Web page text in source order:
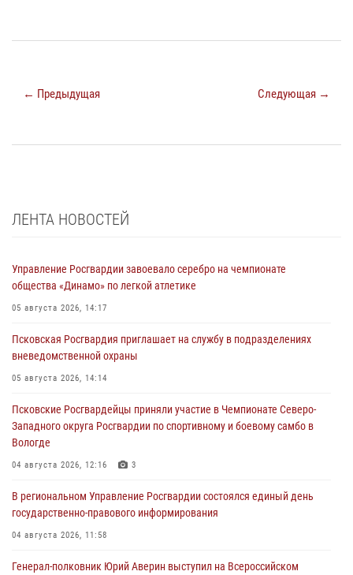
← Предыдущая Следующая →
ЛЕНТА НОВОСТЕЙ
Управление Росгвардии завоевало серебро на чемпионате
общества «Динамо» по легкой атлетике
05 августа 2026, 14:17
Псковская Росгвардия приглашает на службу в подразделениях
вневедомственной охраны
05 августа 2026, 14:14
Псковские Росгвардейцы приняли участие в Чемпионате Северо-
Западного округа Росгвардии по спортивному и боевому самбо в
Вологде
04 августа 2026, 12:16 3
В региональном Управление Росгвардии состоялся единый день
государственно-правового информирования
04 августа 2026, 11:58
Генерал-полковник Юрий Аверин выступил на Всероссийском